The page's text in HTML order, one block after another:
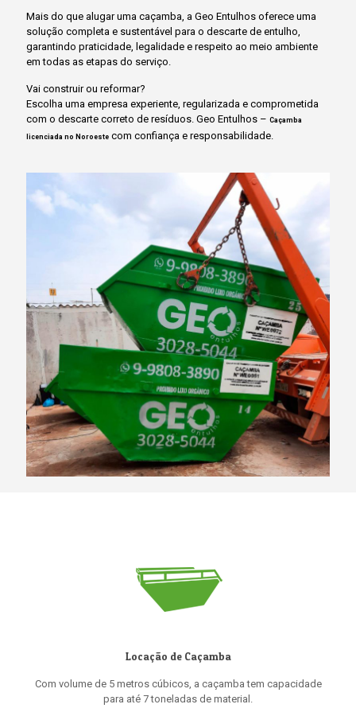
Mais do que alugar uma caçamba, a Geo Entulhos oferece uma
solução completa e sustentável para o descarte de entulho,
garantindo praticidade, legalidade e respeito ao meio ambiente
em todas as etapas do serviço.
Vai construir ou reformar?
Escolha uma empresa experiente, regularizada e comprometida
com o descarte correto de resíduos. Geo Entulhos – Caçamba
licenciada no Noroeste com confiança e responsabilidade.
Locação de Caçamba
Com volume de 5 metros cúbicos, a caçamba tem capacidade
para até 7 toneladas de material.